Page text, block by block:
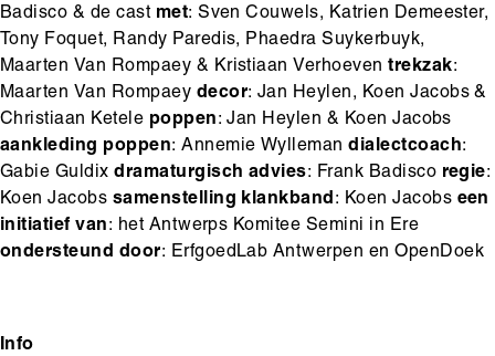
Badisco & de cast met: Sven Couwels, Katrien Demeester,
Tony Foquet, Randy Paredis, Phaedra Suykerbuyk,
Maarten Van Rompaey & Kristiaan Verhoeventrekzak:
Maarten Van Rompaey decor: Jan Heylen, Koen Jacobs &
Christiaan Ketele poppen: Jan Heylen & Koen Jacobs
aankleding poppen: Annemie Wyllemandialectcoach:
Gabie Guldixdramaturgisch advies: Frank Badisco regie:
Koen Jacobs samenstelling klankband: Koen Jacobs een
initiatief van: het Antwerps Komitee Semini in Ere
ondersteund door: ErfgoedLab Antwerpen en OpenDoek
Info